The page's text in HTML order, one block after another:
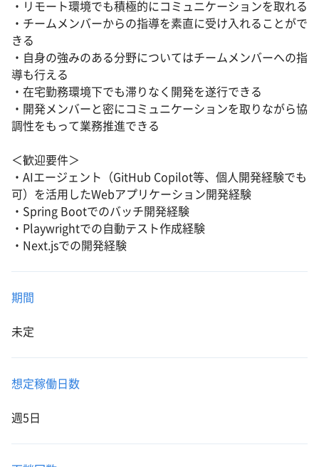
・リモート環境でも積極的にコミュニケーションを取れる
・チームメンバーからの指導を素直に受け入れることがで
きる
・自身の強みのある分野についてはチームメンバーへの指
導も行える
・在宅勤務環境下でも滞りなく開発を遂行できる
・開発メンバーと密にコミュニケーションを取りながら協
調性をもって業務推進できる
＜歓迎要件＞
・AIエージェント（GitHub Copilot等、個人開発経験でも
可）を活用したWebアプリケーション開発経験
・Spring Bootでのバッチ開発経験
・Playwrightでの自動テスト作成経験
・Next.jsでの開発経験
期間
未定
想定稼働日数
週5日